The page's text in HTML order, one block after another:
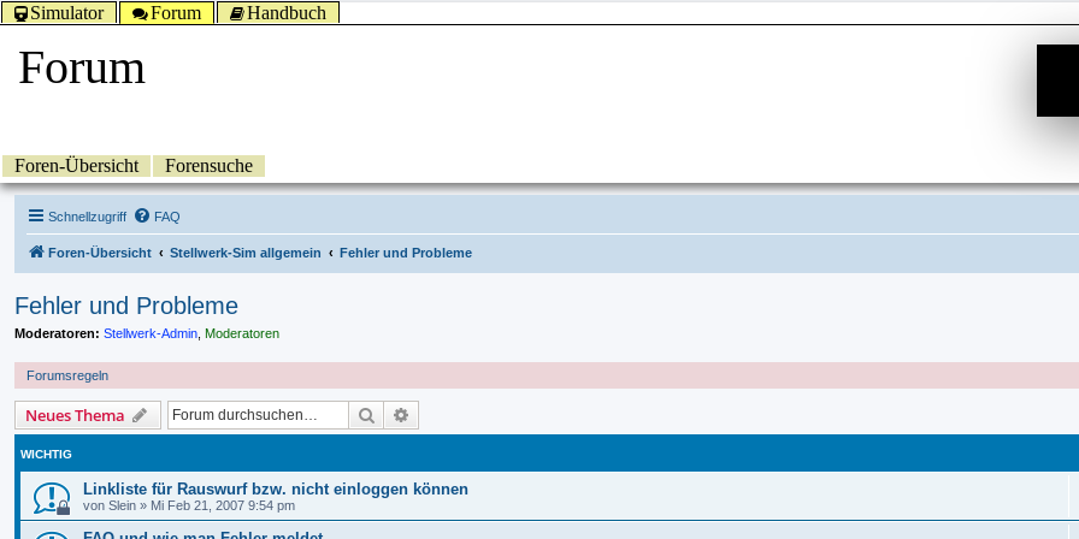
Simulator Forum Handbuch
Forum
Foren-Übersicht Forensuche
Schnellzugriff FAQ
Foren-Übersicht Stellwerk-Sim allgemein Fehler und Probleme
Fehler und Probleme
Moderatoren: Stellwerk-Admin Moderatoren
Forumsregeln
Neues Thema Suche
WICHTIG
Linkliste für Rauswurf bzw. nicht einloggen können
von Slein » Mi Feb 21, 2007 9:54 pm